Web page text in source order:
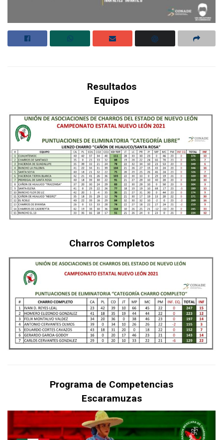
Resultados
Equipos
Charros Completos
Programa de Competencias
Escaramuzas